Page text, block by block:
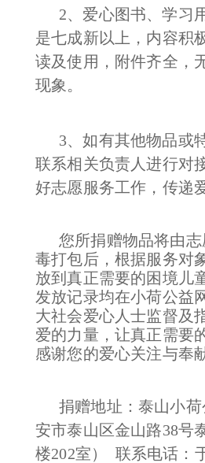
2、爱心图书、学习
是七成新以上，内容积
读及使用，附件齐全，
现象。
3、如有其他物品或
联系相关负责人进行对
好志愿服务工作，传递
您所捐赠物品将由
毒打包后，根据服务对
放到真正需要的困境儿
发放记录均在小荷公益
大社会爱心人士监督及
爱的力量，让真正需要
感谢您的爱心关注与奉
捐赠地址：泰山小
安市泰山区金山路38号
楼202室） 联系电话：